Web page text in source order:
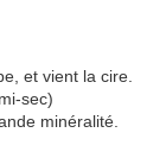
et vient la cire.
sec)
minéralité.